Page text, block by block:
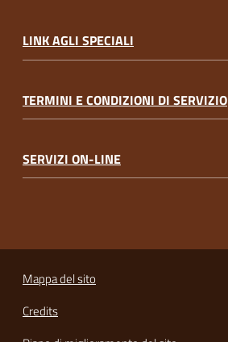
LINK AGLI SPECIALI
TERMINI E CONDIZIONI DI SERVIZIO
SERVIZI ON-LINE
Mappa del sito
Credits